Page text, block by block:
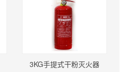
3KG手提式干粉灭火器